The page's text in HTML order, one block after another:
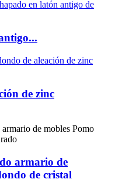
de zinc
armario de
de cristal